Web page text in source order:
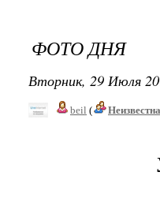
ФОТО ДНЯ
Вторник, 29 Июля
beil (